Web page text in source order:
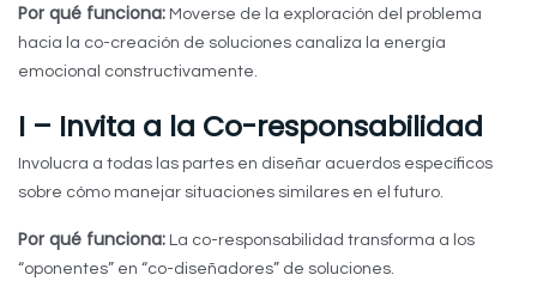
Por qué funciona: Moverse de la exploración del problema
hacia la co-creación de soluciones canaliza la energía
emocional constructivamente.
I – Invita a la Co-responsabilidad
Involucra a todas las partes en diseñar acuerdos específicos
sobre cómo manejar situaciones similares en el futuro.
Por qué funciona: La co-responsabilidad transforma a los
“oponentes” en “co-diseñadores” de soluciones.